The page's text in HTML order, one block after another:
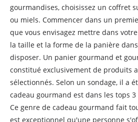
gourmandises, choisissez un coffret
ou miels. Commencer dans un
que vous envisagez mettre dans
la taille et la forme de la panière
disposer. Un panier gourmand et
constitué exclusivement de produits
sélectionnés. Selon un sondage, il a
cadeau gourmand est dans les tops
Ce genre de cadeau gourmand fait
est exceptionnel qu'une personne